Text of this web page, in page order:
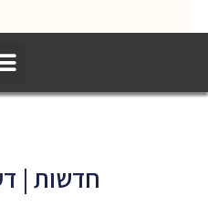
חדשות |